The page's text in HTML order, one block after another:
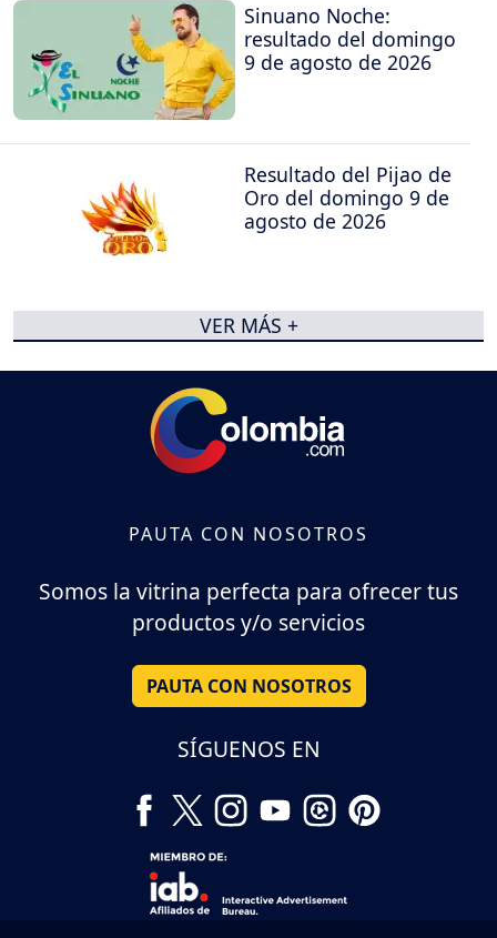
Sinuano Noche:
resultado del domingo
9 de agosto de 2026
Resultado del Pijao de
Oro del domingo 9 de
agosto de 2026
VER MÁS +
PAUTA CON NOSOTROS
Somos la vitrina perfecta para ofrecer tus
productos y/o servicios
PAUTA CON NOSOTROS
SÍGUENOS EN